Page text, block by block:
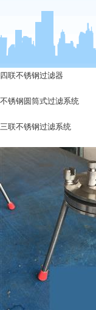
四联不锈钢过滤器
不锈钢圆筒式过滤系统
三联不锈钢过滤系统